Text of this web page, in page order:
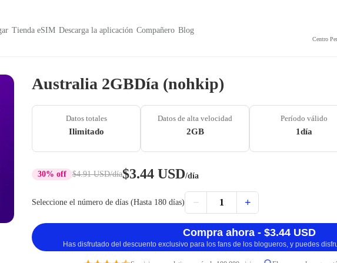
Tienda eSIM Descarga la aplicación Compañero Blog
Australia 2GBDía (nohkip)
Datos totales
Ilimitado
Datos de alta velocidad
2GB
Período válido
1día
30% off $4.91 USD/día$3.44 USD/día
Seleccione el número de días (Hasta 180 días) − 1 +
Compra ahora - $3.44 USD
Has disfrutado del descuento exclusivo para los fans de los blogueros, y puedes